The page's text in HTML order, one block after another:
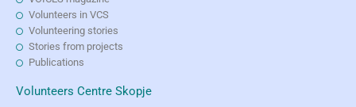
Volunteers in VCS
Volunteering stories
Stories from projects
Publications
Volunteers Centre Skopje